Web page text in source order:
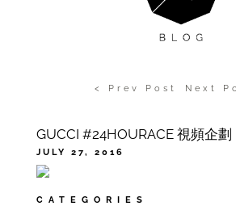
< Prev Post Next
GUCCI #24HOURACE 視頻企劃
JULY 27, 2016
CATEGORIES